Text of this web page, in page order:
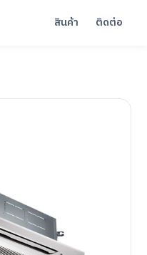
สินค้า ติดต่อ